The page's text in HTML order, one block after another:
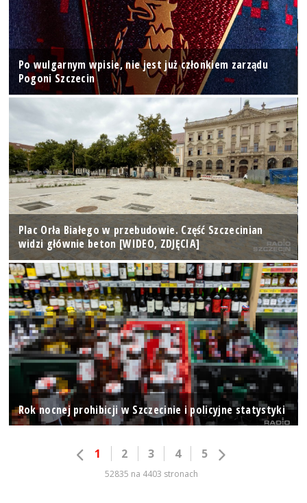
Po wulgarnym wpisie, nie jest już członkiem zarządu
Pogoni Szczecin
Plac Orła Białego w przebudowie. Część Szczecinian
widzi głównie beton [WIDEO, ZDJĘCIA]
Rok nocnej prohibicji w Szczecinie i policyjne statystyki
1 2 3 4 5
52835 na 4403 stronach